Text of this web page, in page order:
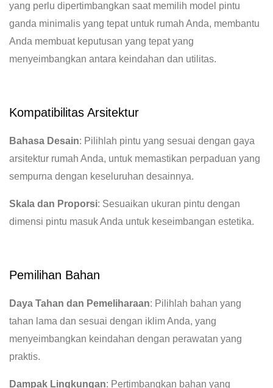
yang perlu dipertimbangkan saat memilih model pintu
ganda minimalis yang tepat untuk rumah Anda, membantu
Anda membuat keputusan yang tepat yang
menyeimbangkan antara keindahan dan utilitas.
Kompatibilitas Arsitektur
Bahasa Desain: Pilihlah pintu yang sesuai dengan gaya
arsitektur rumah Anda, untuk memastikan perpaduan yang
sempurna dengan keseluruhan desainnya.
Skala dan Proporsi: Sesuaikan ukuran pintu dengan
dimensi pintu masuk Anda untuk keseimbangan estetika.
Pemilihan Bahan
Daya Tahan dan Pemeliharaan: Pilihlah bahan yang
tahan lama dan sesuai dengan iklim Anda, yang
menyeimbangkan keindahan dengan perawatan yang
praktis.
Dampak Lingkungan: Pertimbangkan bahan yang